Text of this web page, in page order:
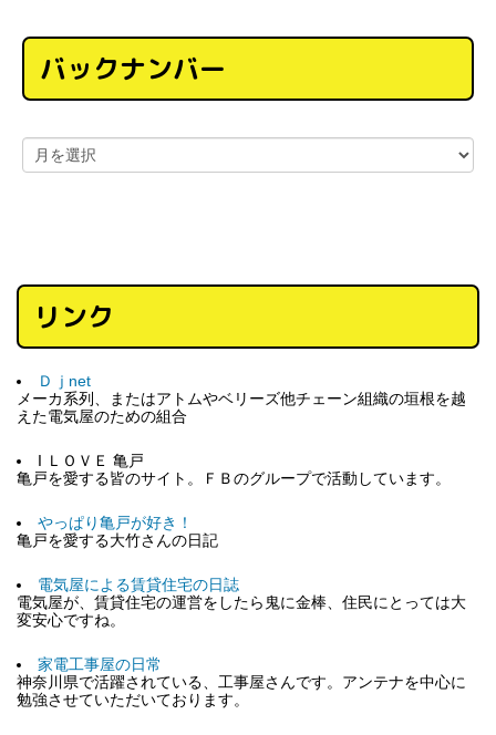
バックナンバー
リンク
Ｄｊnet
メーカ系列、またはアトムやベリーズ他チェーン組織の垣根を越
えた電気屋のための組合
I ＬＯＶＥ 亀戸
亀戸を愛する皆のサイト。ＦＢのグループで活動しています。
やっぱり亀戸が好き！
亀戸を愛する大竹さんの日記
電気屋による賃貸住宅の日誌
電気屋が、賃貸住宅の運営をしたら鬼に金棒、住民にとっては大
変安心ですね。
家電工事屋の日常
神奈川県で活躍されている、工事屋さんです。アンテナを中心に
勉強させていただいております。